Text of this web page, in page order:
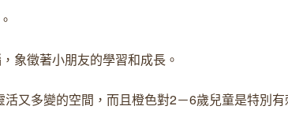
象徵著小朋友的學習和成長。
又多變的空間，而且橙色對2－6歲兒童是特別